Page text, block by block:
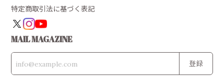
特定商取引法に基づく表記
MAIL MAGAZINE
登録